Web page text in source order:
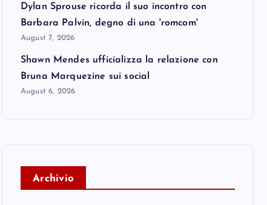
Dylan Sprouse ricorda il suo incontro con
Barbara Palvin, degno di una 'romcom'
August 7, 2026
Shawn Mendes ufficializza la relazione con
Bruna Marquezine sui social
August 6, 2026
Archivio